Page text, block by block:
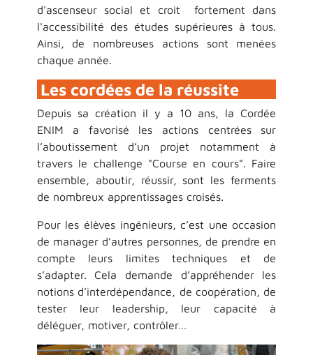
d'ascenseur social et croit fortement dans
l'accessibilité des études supérieures à tous.
Ainsi, de nombreuses actions sont menées
chaque année.
Les cordées de la réussite
Depuis sa création il y a 10 ans, la Cordée
ENIM a favorisé les actions centrées sur
l’aboutissement d’un projet notamment à
travers le challenge "Course en cours". Faire
ensemble, aboutir, réussir, sont les ferments
de nombreux apprentissages croisés.
Pour les élèves ingénieurs, c’est une occasion
de manager d’autres personnes, de prendre en
compte leurs limites techniques et de
s’adapter. Cela demande d’appréhender les
notions d’interdépendance, de coopération, de
tester leur leadership, leur capacité à
déléguer, motiver, contrôler…